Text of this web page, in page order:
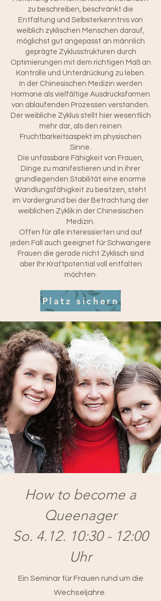
zu beschreiben, beschränkt die
Entfaltung und Selbsterkenntnis von
weiblich zyklischen Menschen darauf,
möglichst gut angepasst an männlich
geprägte Zyklusstrukturen durch
Optimierungen mit dem richtigen Maß an
Kontrolle und Unterdrückung zu leben.
In der Chinesischen Medizin werden
Hormone als vielfältige Ausdrucksformen
von ablaufenden Prozessen verstanden.
Der weibliche Zyklus stellt hier wesentlich
mehr dar, als den reinen
Fruchtbarkeitsaspekt im physischen
Sinne.
Die unfassbare Fähigkeit von Frauen,
Dinge zu manifestieren und in ihrer
grundlegenden Stabilität eine enorme
Wandlungsfähigkeit zu besitzen, steht
im Vordergrund bei der Betrachtung der
weiblichen Zyklik in der Chinesischen
Medizin.
Offen für alle Interessierten und auf
jeden Fall auch geeignet für Schwangere
Frauen die gerade nicht Zyklisch sind
aber Ihr Kraftpotential voll entfalten
möchten.
Platz sichern
How to become a
Queenager
So. 4.12. 10:30 - 12:00
Uhr
Ein Seminar für Frauen rund um die
Wechseljahre.